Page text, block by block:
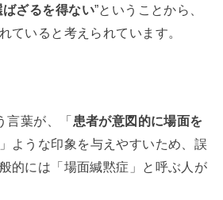
ばざるを得ない”ということから、
ていると考えられています。
言葉が、「患者が意図的に場面を
」ような印象を与えやすいため、誤
的には「場面緘黙症」と呼ぶ人が